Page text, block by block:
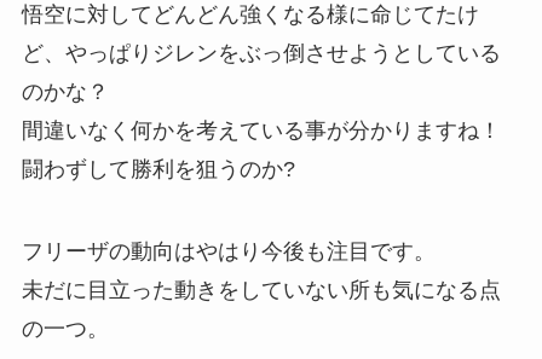
悟空に対してどんどん強くなる様に命じてたけ
ど、やっぱりジレンをぶっ倒させようとしている
のかな？
間違いなく何かを考えている事が分かりますね！
闘わずして勝利を狙うのか?
フリーザの動向はやはり今後も注目です。
未だに目立った動きをしていない所も気になる点
の一つ。